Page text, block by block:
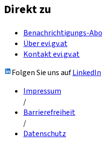
Direkt zu
Benachrichtigungs-Abo
Über evi.gv.at
Kontakt evi.gv.at
Folgen Sie uns aufLinkedIn
Impressum
/
Barrierefreiheit
/
Datenschutz